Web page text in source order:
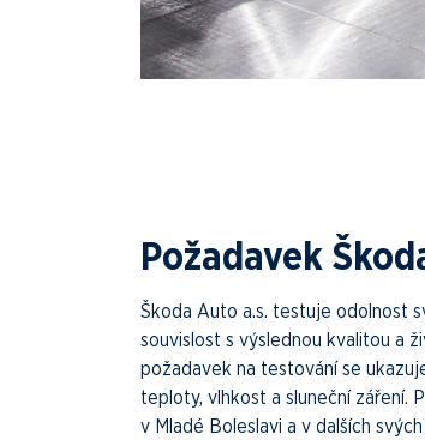
Požadavek
Škoda Auto a.s. testuje odolnost
souvislost s výslednou kvalitou a
požadavek na testování se
teploty, vlhkost a sluneční záření.
v Mladé Boleslavi a v dalších